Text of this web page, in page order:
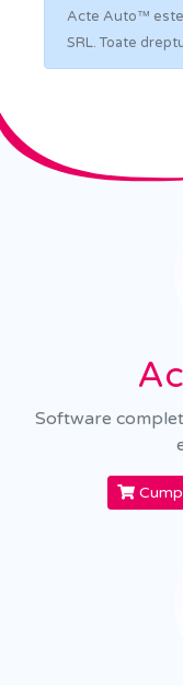
Acte Auto™ este
SRL. Toate
Software